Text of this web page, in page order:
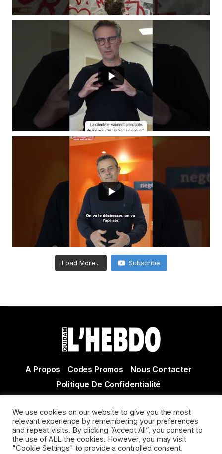
Load More... Subscribe
A Propos Codes Promos
Nous Contacter
Politique De Confidentialité
Actualité Agen - Actualité en lot et Garonne - Actualité
Villeneuve sur Lot
We use cookies on our website to give you the most
relevant experience by remembering your preferences
and repeat visits. By clicking “Accept All”, you consent to
the use of ALL the cookies. However, you may visit
"Cookie Settings" to provide a controlled consent.